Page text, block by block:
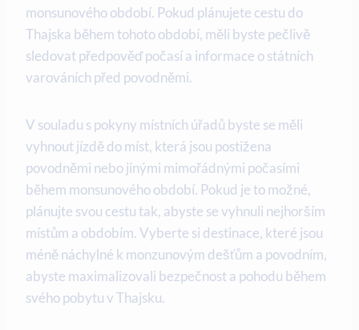
monsunového období. Pokud plánujete cestu do
Thajska během tohoto období, měli byste pečlivě
sledovat předpověď počasí a informace o státních
varováních před povodněmi.
V souladu s pokyny místních úřadů byste se měli
vyhnout jízdě do míst, která jsou postižena
povodněmi nebo jinými mimořádnými počasími
během monsunového období. Pokud je to možné,
plánujte svou cestu tak, abyste se vyhnuli nejhorším
místům a obdobím. Vyberte si destinace, které jsou
méně náchylné k monzunovým dešťům a povodním,
abyste maximalizovali bezpečnost a pohodu během
svého pobytu v Thajsku.